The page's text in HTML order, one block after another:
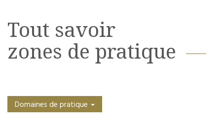
Tout savoir
zones de pratique
Domaines de pratique